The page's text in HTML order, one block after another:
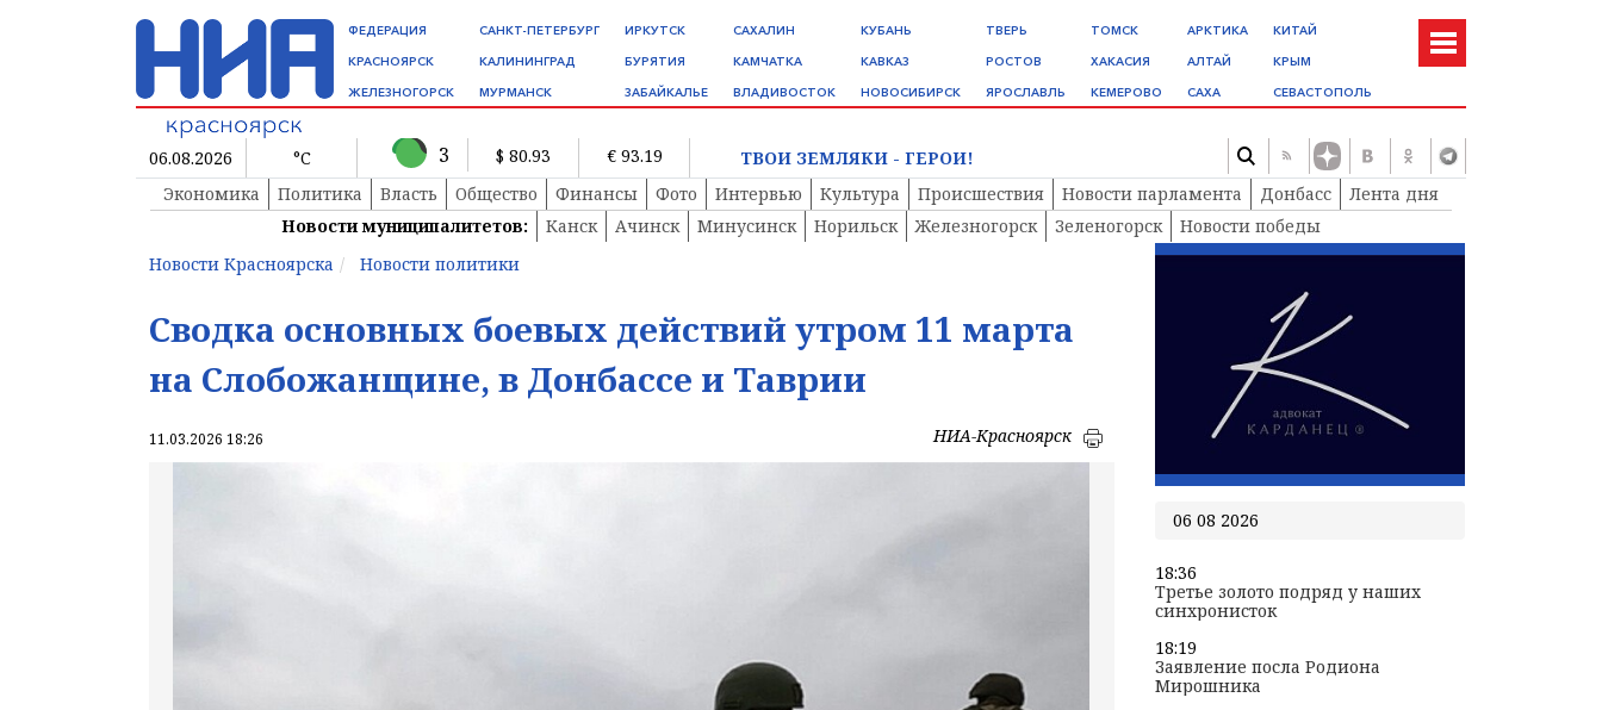
ФЕДЕРАЦИЯ
КРАСНОЯРСК
ЖЕЛЕЗНОГОРСК
САНКТ-ПЕТЕРБУРГ
КАЛИНИНГРАД
МУРМАНСК
ИРКУТСК
БУРЯТИЯ
ЗАБАЙКАЛЬЕ
САХАЛИН
КАМЧАТКА
ВЛАДИВОСТОК
КУБАНЬ
КАВКАЗ
НОВОСИБИРСК
ТВЕРЬ
РОСТОВ
ЯРОСЛАВЛЬ
ТОМСК
ХАКАСИЯ
КЕМЕРОВО
АРКТИКА
АЛТАЙ
САХА
КИТАЙ
КРЫМ
СЕВАСТОПОЛЬ
06.08.2026 °C 3 $ 80.93 € 93.19
ТВОИ ЗЕМЛЯКИ - ГЕРОИ!
Экономика
Политика Власть Общество Финансы Фото Интервью Культура Происшествия Новости парламента Донбасс
Лента дня
Новости муниципалитетов:
Канск Ачинск Минусинск Норильск Железногорск Зеленогорск
Новости победы
Новости Красноярска
Новости политики
Сводка основных боевых действий утром 11 марта
на Слобожанщине, в Донбассе и Таврии
11.03.2026 18:26 НИА-Красноярск
06 08 2026
18:36
Третье золото подряд у наших
синхронисток
18:19
Заявление посла Родиона
Мирошника